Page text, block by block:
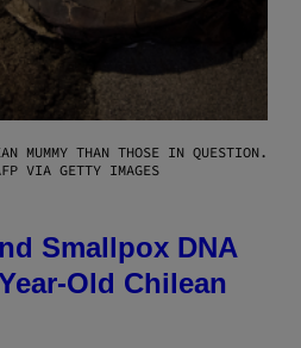
MUMMY THAN THOSE IN QUESTION.
VIA GETTY IMAGES
Smallpox DNA
Old Chilean